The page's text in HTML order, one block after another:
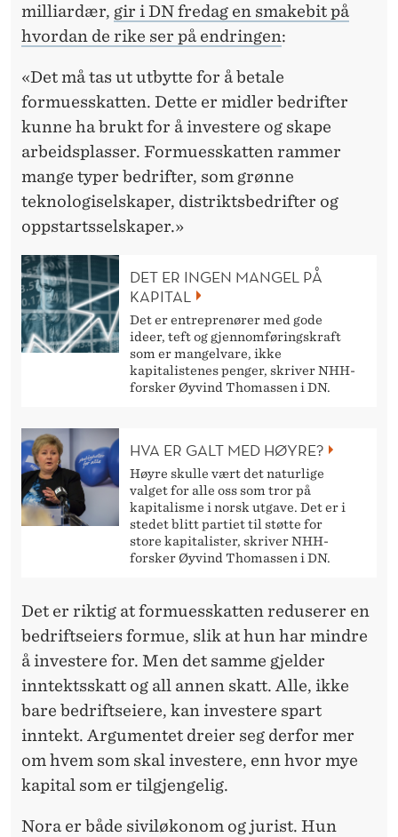
milliardær, gir i DN fredag en smakebit på
hvordan de rike ser på endringen:
«Det må tas ut utbytte for å betale
formuesskatten. Dette er midler bedrifter
kunne ha brukt for å investere og skape
arbeidsplasser. Formuesskatten rammer
mange typer bedrifter, som grønne
teknologiselskaper, distriktsbedrifter og
oppstartsselskaper.»
DET ER INGEN MANGEL PÅ
KAPITAL
Det er entreprenører med gode
ideer, teft og gjennomføringskraft
som er mangelvare, ikke
kapitalistenes penger, skriver NHH-
forsker Øyvind Thomassen i DN.
HVA ER GALT MED HØYRE?
Høyre skulle vært det naturlige
valget for alle oss som tror på
kapitalisme i norsk utgave. Det er i
stedet blitt partiet til støtte for
store kapitalister, skriver NHH-
forsker Øyvind Thomassen i DN.
Det er riktig at formuesskatten reduserer en
bedriftseiers formue, slik at hun har mindre
å investere for. Men det samme gjelder
inntektsskatt og all annen skatt. Alle, ikke
bare bedriftseiere, kan investere spart
inntekt. Argumentet dreier seg derfor mer
om hvem som skal investere, enn hvor mye
kapital som er tilgjengelig.
Nora er både siviløkonom og jurist. Hun